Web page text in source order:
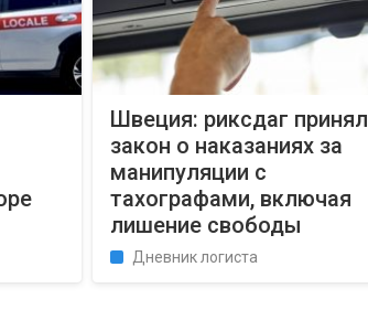
Швеция: риксдаг принял
закон о наказаниях за
манипуляции с
тахографами, включая
лишение свободы
Дневник логиста